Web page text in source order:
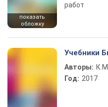
показать
обложку
работ
Учебники
Авторы:
Год: 2017